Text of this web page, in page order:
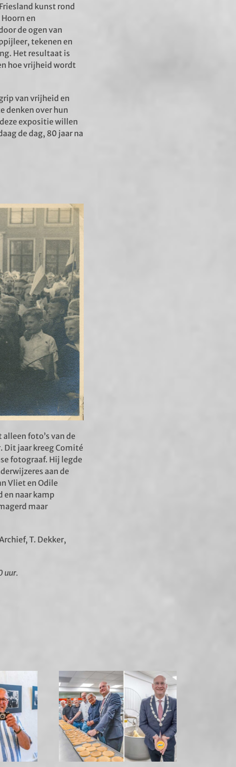
kunst rond
en
de ogen van
tekenen en
Het resultaat is
hoe vrijheid wordt
van vrijheid en
denken over hun
expositie willen
de dag, 80 jaar na
foto’s van de
Dit jaar kreeg Comité
fotograaf. Hij legde
aan de
Vliet en Odile
en naar kamp
maar
T. Dekker,
uur.